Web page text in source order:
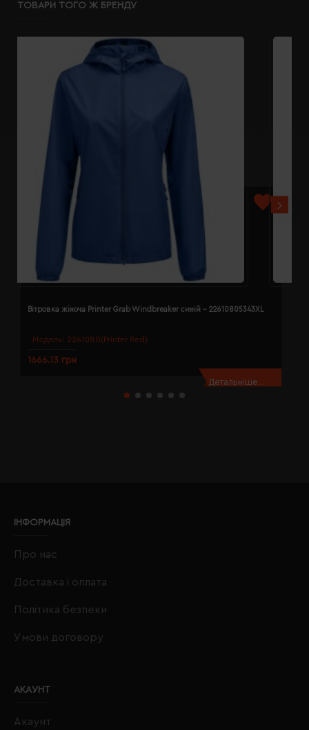
ТОВАРИ ТОГО Ж БРЕНДУ
Модель: 2261080(Printer Red)
Вітровка жіноча Printer Grab Windbreaker синій - 22610805343XL
1666.13 грн
Детальніше...
ІНФОРМАЦІЯ
Про нас
Доставка і оплата
Політика безпеки
Умови договору
АКАУНТ
Акаунт